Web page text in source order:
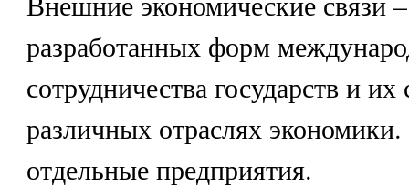
разработанных форм
сотрудничества государств и их
различных отраслях
отдельные предприятия.